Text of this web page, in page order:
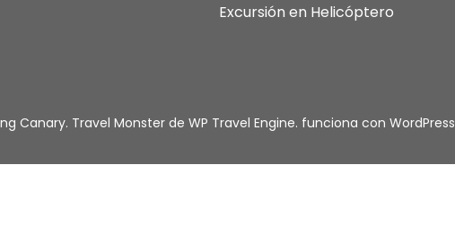
Excursión en Helicóptero
Canary. Travel Monster de WP Travel Engine. funciona con WordPress